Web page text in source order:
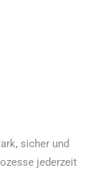
sicher und
jederzeit